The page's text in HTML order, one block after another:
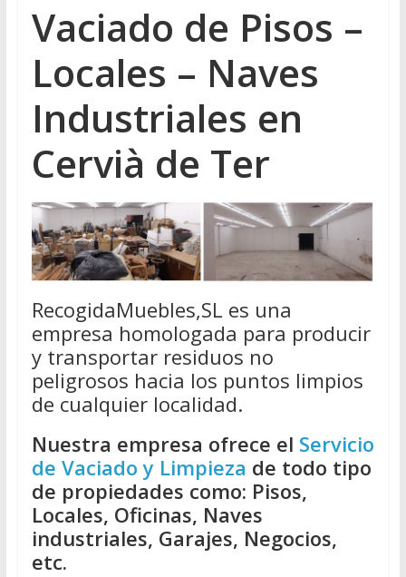
Vaciado de Pisos –
Locales – Naves
Industriales en
Cervià de Ter
RecogidaMuebles,SL es una
empresa homologada para producir
y transportar residuos no
peligrosos hacia los puntos limpios
de cualquier localidad.
Nuestra empresa ofrece el Servicio
de Vaciado y Limpieza de todo tipo
de propiedades como: Pisos,
Locales, Oficinas, Naves
industriales, Garajes, Negocios,
etc.